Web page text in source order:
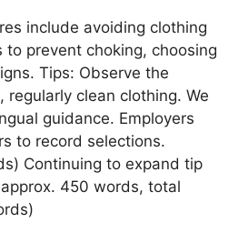
include avoiding clothing
prevent choking, choosing
Tips: Observe the
regularly clean clothing. We
guidance. Employers
to record selections.
Continuing to expand tip
450 words, total